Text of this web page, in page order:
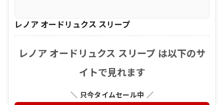
レノア オードリュクス スリープ
レノア オードリュクス スリープ は以下のサ
イトで見れます
＼ 只今タイムセール中 ／